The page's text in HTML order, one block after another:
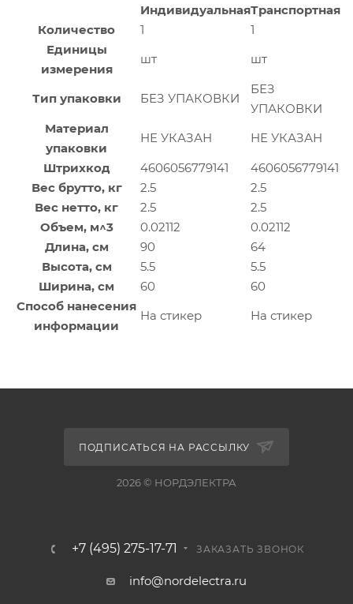
ИндивидуальнаяТранспортная
Количество
1
1
Единицы
измерения
шт шт
Тип упаковки БЕЗ УПАКОВКИ
БЕЗ
УПАКОВКИ
Материал
упаковки
НЕ УКАЗАН
НЕ УКАЗАН
Штрихкод
4606056779141
4606056779141
Вес брутто, кг
2.5
2.5
Вес нетто, кг
2.5
2.5
Объем, м^3
0.02112
0.02112
Длина, см
90
64
Высота, см
5.5
5.5
Ширина, см
60
60
Способ нанесения
информации
На стикер На стикер
ПОДПИСАТЬСЯ НА РАССЫЛКУ
2026 © НОРДЭЛЕКТРА
+7 (495) 275-17-71 ЗАКАЗАТЬ ЗВОНОК
info@nordelectra.ru